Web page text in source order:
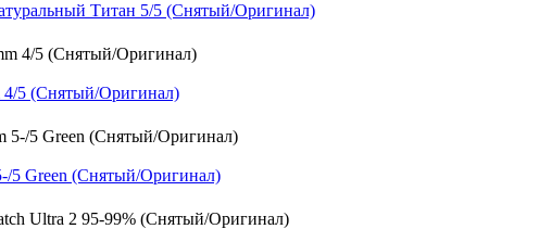
Титан 5/5 (Снятый/Оригинал)
4/5 (Снятый/Оригинал)
5 Green (Снятый/Оригинал)